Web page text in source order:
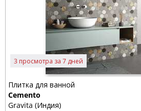
3 просмотра за 7 дней
Плитка для ванной
Cemento
Gravita (Индия)